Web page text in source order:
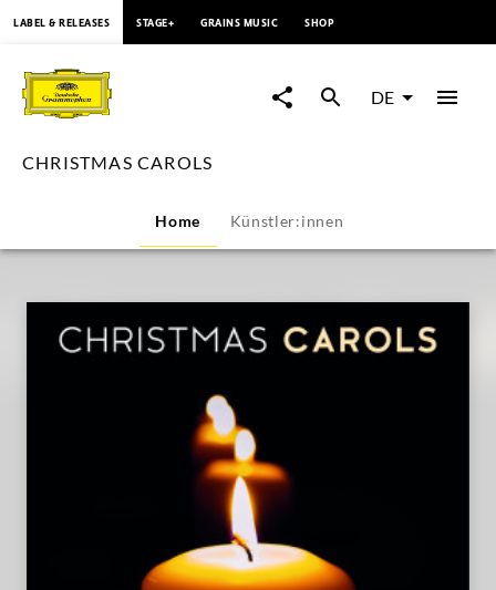
CHRISTMAS
CAROLS
Grammophon
LABEL & RELEASES STAGE+ GRAINS MUSIC SHOP
DE
CHRISTMAS CAROLS
Home Künstler:innen